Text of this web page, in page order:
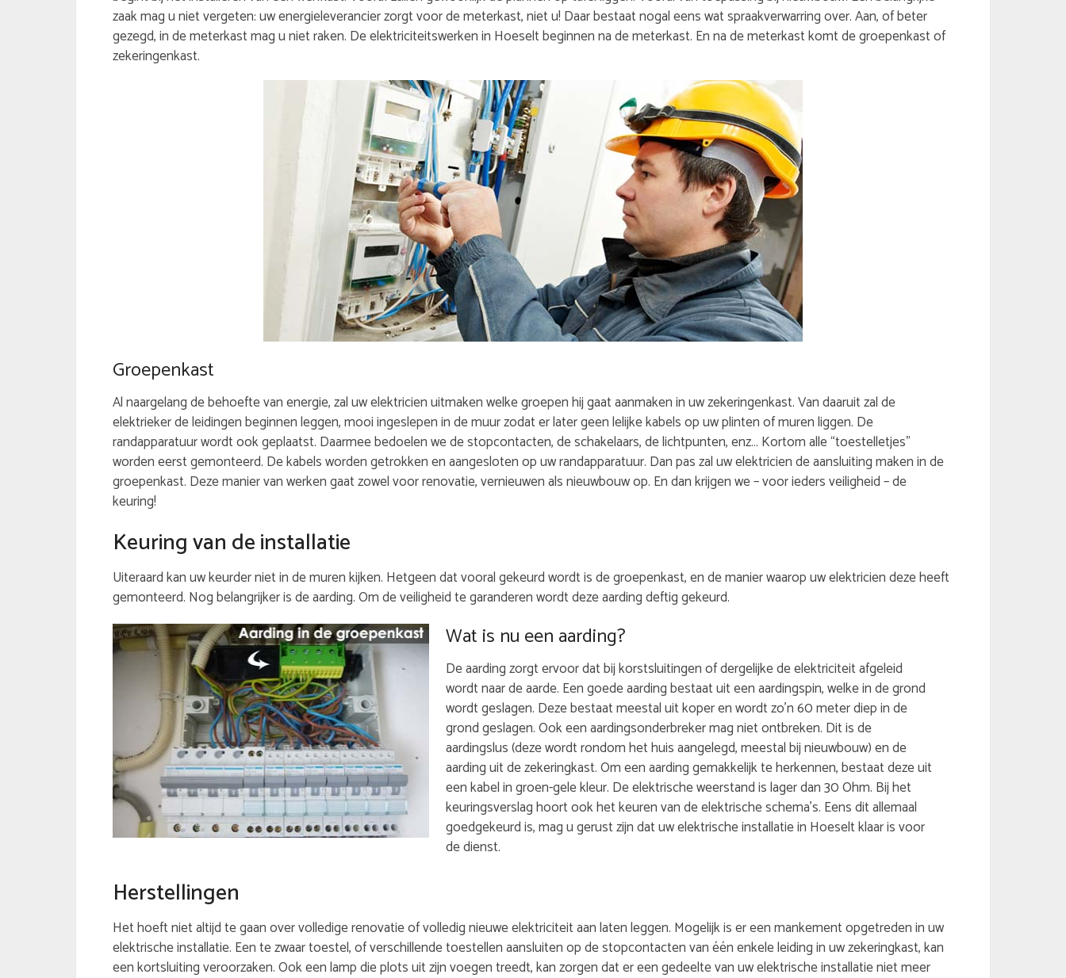
zaak mag u niet vergeten: uw energieleverancier zorgt voor de meterkast, niet u! Daar bestaat nogal eens wat spraakverwarring over. Aan, of beter
gezegd, in de meterkast mag u niet raken. De elektriciteitswerken in Hoeselt beginnen na de meterkast. En na de meterkast komt de groepenkast of
zekeringenkast.
Groepenkast
Al naargelang de behoefte van energie, zal uw elektricien uitmaken welke groepen hij gaat aanmaken in uw zekeringenkast. Van daaruit zal de
elektrieker de leidingen beginnen leggen, mooi ingeslepen in de muur zodat er later geen lelijke kabels op uw plinten of muren liggen. De
randapparatuur wordt ook geplaatst. Daarmee bedoelen we de stopcontacten, de schakelaars, de lichtpunten, enz… Kortom alle “toestelletjes”
worden eerst gemonteerd. De kabels worden getrokken en aangesloten op uw randapparatuur. Dan pas zal uw elektricien de aansluiting maken in de
groepenkast. Deze manier van werken gaat zowel voor renovatie, vernieuwen als nieuwbouw op. En dan krijgen we – voor ieders veiligheid – de
keuring!
Keuring van de installatie
Uiteraard kan uw keurder niet in de muren kijken. Hetgeen dat vooral gekeurd wordt is de groepenkast, en de manier waarop uw elektricien deze heeft
gemonteerd. Nog belangrijker is de aarding. Om de veiligheid te garanderen wordt deze aarding deftig gekeurd.
Wat is nu een aarding?
De aarding zorgt ervoor dat bij korstsluitingen of dergelijke de elektriciteit afgeleid
wordt naar de aarde. Een goede aarding bestaat uit een aardingspin, welke in de grond
wordt geslagen. Deze bestaat meestal uit koper en wordt zo’n 60 meter diep in de
grond geslagen. Ook een aardingsonderbreker mag niet ontbreken. Dit is de
aardingslus (deze wordt rondom het huis aangelegd, meestal bij nieuwbouw) en de
aarding uit de zekeringkast. Om een aarding gemakkelijk te herkennen, bestaat deze uit
een kabel in groen-gele kleur. De elektrische weerstand is lager dan 30 Ohm. Bij het
keuringsverslag hoort ook het keuren van de elektrische schema’s. Eens dit allemaal
goedgekeurd is, mag u gerust zijn dat uw elektrische installatie in Hoeselt klaar is voor
de dienst.
Herstellingen
Het hoeft niet altijd te gaan over volledige renovatie of volledig nieuwe elektriciteit aan laten leggen. Mogelijk is er een mankement opgetreden in uw
elektrische installatie. Een te zwaar toestel, of verschillende toestellen aansluiten op de stopcontacten van één enkele leiding in uw zekeringkast, kan
een kortsluiting veroorzaken. Ook een lamp die plots uit zijn voegen treedt, kan zorgen dat er een gedeelte van uw elektrische installatie niet meer